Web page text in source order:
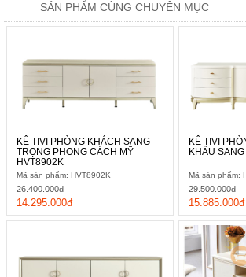
SẢN PHẨM CÙNG CHUYÊN MỤC
KỆ TIVI PHÒNG KHÁCH SANG
TRỌNG PHONG CÁCH MỸ
HVT8902K
Mã sản phẩm: HVT8902K
14.295.000đ
26.400.000đ
KỆ TIVI
KHẨU
Mã sản phẩm:
15.885.000đ
29.500.000đ